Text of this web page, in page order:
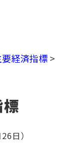
経済指標>
日）